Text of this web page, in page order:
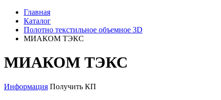
Главная
Каталог
Полотно текстильное объемное 3D
МИАКОМ ТЭКС
МИАКОМ ТЭКС
Информация Получить КП